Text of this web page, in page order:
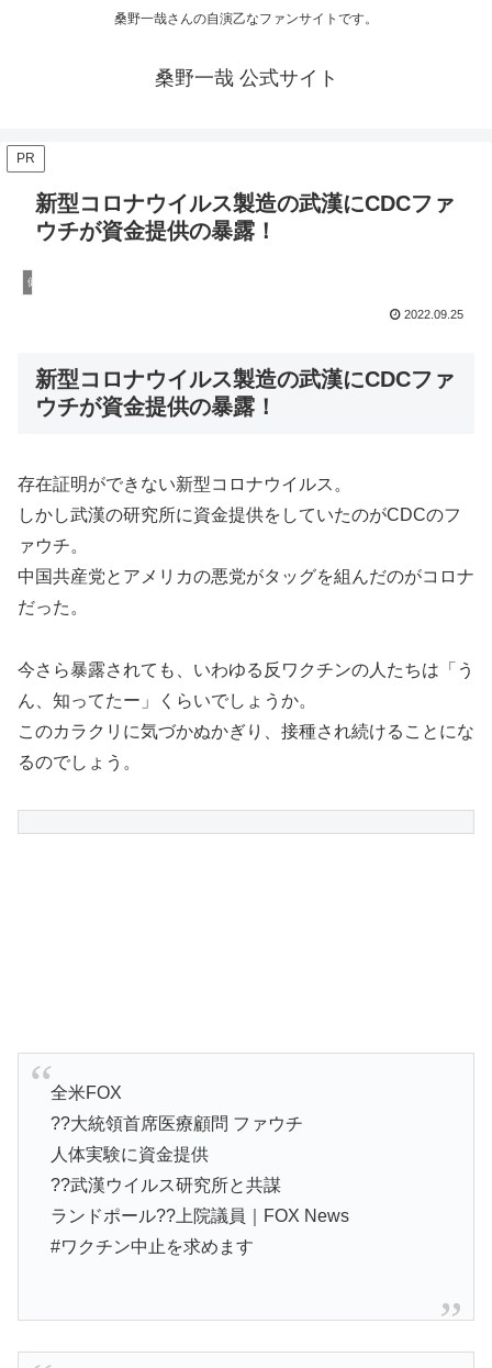
桑野一哉さんの自演乙なファンサイトです。
桑野一哉 公式サイト
PR
新型コロナウイルス製造の武漢にCDCファ
ウチが資金提供の暴露！
健康
2022.09.25
新型コロナウイルス製造の武漢にCDCファ
ウチが資金提供の暴露！
存在証明ができない新型コロナウイルス。
しかし武漢の研究所に資金提供をしていたのがCDCのフ
ァウチ。
中国共産党とアメリカの悪党がタッグを組んだのがコロナ
だった。
今さら暴露されても、いわゆる反ワクチンの人たちは「う
ん、知ってたー」くらいでしょうか。
このカラクリに気づかぬかぎり、接種され続けることにな
るのでしょう。
全米FOX
??大統領首席医療顧問 ファウチ
人体実験に資金提供
??武漢ウイルス研究所と共謀
ランドポール??上院議員｜FOX News
#ワクチン中止を求めます